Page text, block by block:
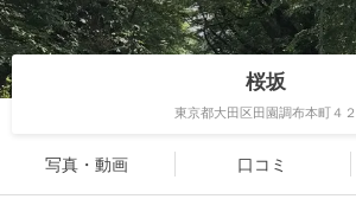
桜坂
東京都大田区田園調布本町４２
写真・動画 口コミ